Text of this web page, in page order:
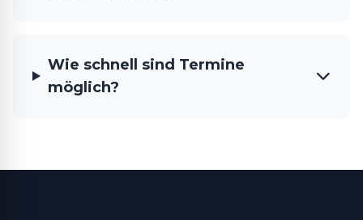
Wie schnell sind Termine
möglich?